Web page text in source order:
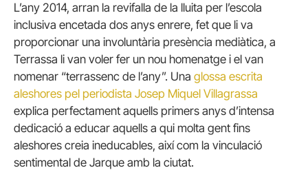
L’any 2014, arran la revifalla de la lluita per l’escola
inclusiva encetada dos anys enrere, fet que li va
proporcionar una involuntària presència mediàtica, a
Terrassa li van voler fer un nou homenatge i el van
nomenar “terrassenc de l’any”. Una glossa escrita
aleshores pel periodista Josep Miquel Villagrassa
explica perfectament aquells primers anys d’intensa
dedicació a educar aquells a qui molta gent fins
aleshores creia ineducables, així com la vinculació
sentimental de Jarque amb la ciutat.